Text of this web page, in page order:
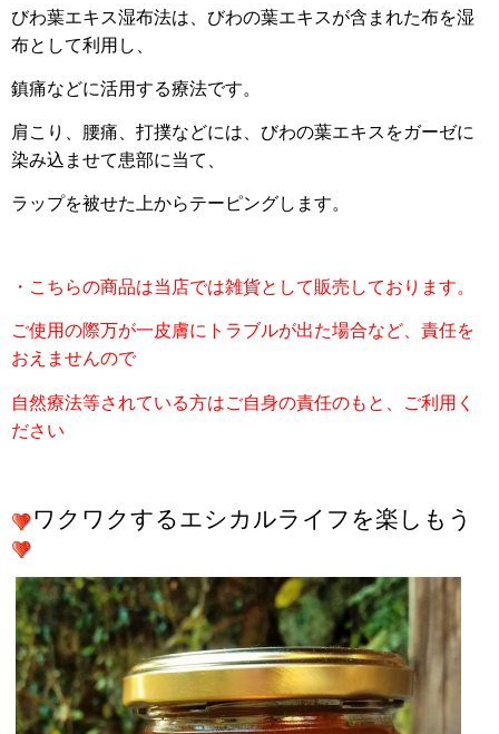
びわ葉エキス湿布法は、びわの葉エキスが含まれた布を湿
布として利用し、
鎮痛などに活用する療法です。
肩こり、腰痛、打撲などには、びわの葉エキスをガーゼに
染み込ませて患部に当て、
ラップを被せた上からテーピングします。
・こちらの商品は当店では雑貨として販売しております。
ご使用の際万が一皮膚にトラブルが出た場合など、責任を
おえませんので
自然療法等されている方はご自身の責任のもと、ご利用く
ださい
ワクワクするエシカルライフを楽しもう